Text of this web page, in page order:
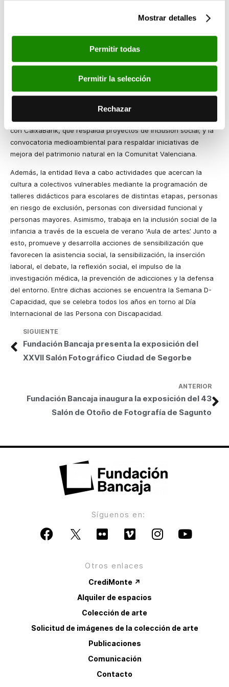
Mostrar detalles
Permitir todas
Permitir la selección
Rechazar
en términos de sostenibilidad. La organización internacional
CDP, por su parte, la incluye como empresa líder contra el
Sobre la acción social de la Fundación Bancaja
Fundación Bancaja desarrolla, además de la convocatoria
‘Capaces’, otros programas de ayudas que tienen por objetivo
mejorar el entorno y la sociedad de la Comunidad Valenciana,
como la ‘Convocatoria Coopera ONG’, también en colaboración
con CaixaBank, que respalda proyectos de inclusión social; y la
convocatoria medioambiental para respaldar iniciativas de
mejora del patrimonio natural en la Comunitat Valenciana.
Además, la entidad lleva a cabo actividades que acercan la
cultura a colectivos vulnerables mediante la programación de
talleres didácticos para escolares de distintas etapas, personas
en riesgo de exclusión, personas con diversidad funcional y
personas mayores. Asimismo, trabaja en la inclusión social de la
infancia a través de la escuela de verano ‘Aula de artes’. Junto a
esto, promueve y desarrolla acciones de sensibilización que
favorecen la asistencia social, la sensibilización, la inserción
laboral, el debate, la reflexión social, el impulso de la
investigación médica, la prevención de adicciones y la defensa
del entorno. Entre dichas acciones se encuentra la Semana D-
Capacidad, que se celebra todos los años en torno al Día
Internacional de las Persona con Discapacidad.
ANTERIOR
Fundación Bancaja inaugura la exposición del 43
Salón de Otoño de Fotografía de Sagunto
SIGUIENTE
Fundación Bancaja presenta la exposición del
XXVII Salón Fotográfico Ciudad de Segorbe
Síguenos en:
Otros enlaces
CrediMonte ↗
Alquiler de espacios
Colección de arte
Solicitud de imágenes de la colección de arte
Publicaciones
Comunicación
Contacto